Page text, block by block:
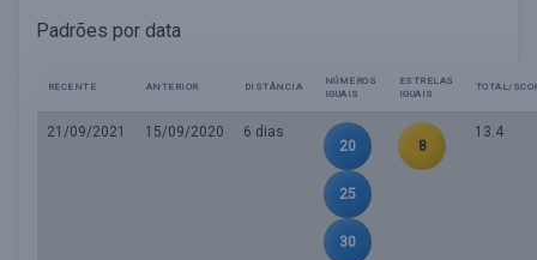
Padrões por data
RECENTE ANTERIOR DISTÂNCIA
NÚMEROS
IGUAIS
ESTRELAS
IGUAIS
TOTAL/
21/09/2021 15/09/2020
6 dias
20
25
30
8
13.4